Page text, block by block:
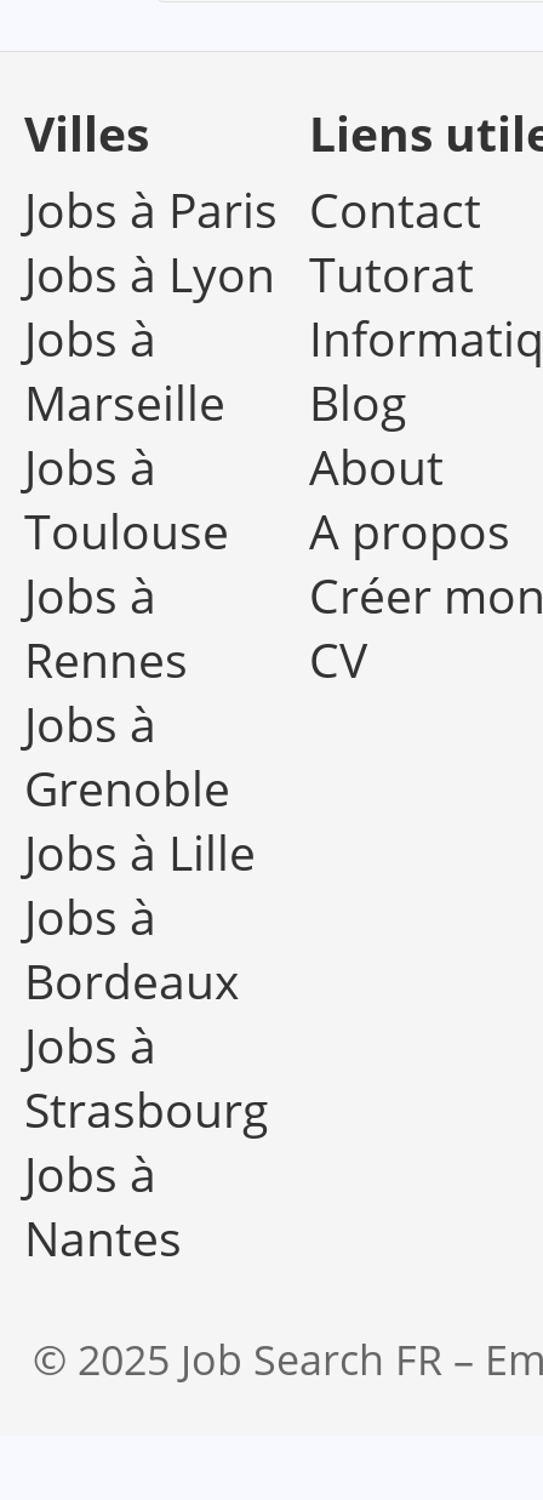
Villes
Jobs à Paris
Jobs à Lyon
Jobs à
Marseille
Jobs à
Toulouse
Jobs à
Rennes
Jobs à
Grenoble
Jobs à Lille
Jobs à
Bordeaux
Jobs à
Strasbourg
Jobs à
Nantes
Liens
Contact
Tutorat
Blog
About
A propos
Créer
CV
© 2025 Job Search FR –